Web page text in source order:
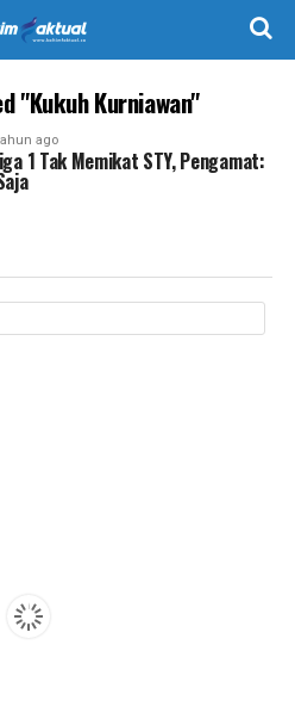
"Kukuh Kurniawan"
ago
1 Tak Memikat STY, Pengamat: